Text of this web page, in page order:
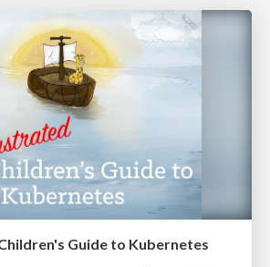
Guide to Kubernetes